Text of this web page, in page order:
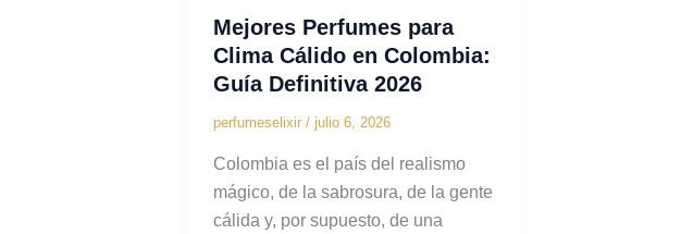
Mejores Perfumes para
Clima Cálido en Colombia:
Guía Definitiva 2026
perfumeselixir / julio 6, 2026
Colombia es el país del realismo
mágico, de la sabrosura, de la gente
cálida y, por supuesto, de una